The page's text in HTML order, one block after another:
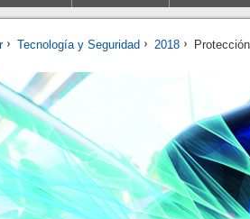
Tecnología y Seguridad 2018